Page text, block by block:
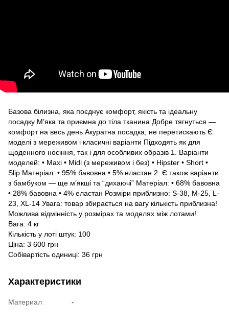
Базова білизна, яка поєднує комфорт, якість та ідеальну
посадку М’яка та приємна до тіла тканина Добре тягнуться —
комфорт на весь день Акуратна посадка, не перетискають Є
моделі з мереживом і класичні варіанти Підходять як для
щоденного носіння, так і для особливих образів 1. Варіанти
моделей: • Maxi • Midi (з мереживом і без) • Hipster • Short •
Slip Матеріал: • 95% бавовна • 5% еластан 2. Є також варіанти
з бамбуком — ще м’якші та “дихаючі” Матеріал: • 68% бавовна
• 28% бавовна • 4% еластан Розміри приблизно: S-38, M-25, L-
23, XL-14 Увага: товар збирається на вагу кількість приблизна!
Можлива відмінність у розмірах та моделях між лотами!
Вага: 4 кг
Кількість у лоті штук: 100
Ціна: 3 600 грн
Собівартість одиниці: 36 грн
Характеристики
Материал -